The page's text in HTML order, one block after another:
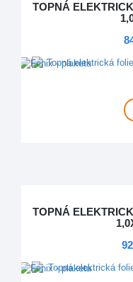
TOPNÁ
TOPNÁ